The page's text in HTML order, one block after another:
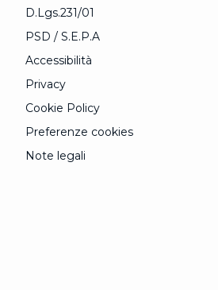
D.Lgs.231/01
PSD / S.E.P.A
Accessibilità
Privacy
Cookie Policy
Preferenze cookies
Note legali